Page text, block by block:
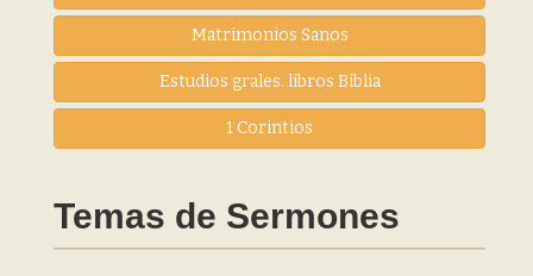
Matrimonios Sanos
Estudios grales. libros Biblia
1 Corintios
Temas de Sermones